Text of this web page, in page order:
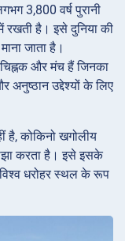
3,800 वर्ष पुरानी
रखती है। इसे दुनिया की
जाता है।
और मंच हैं जिनका
अनुष्ठान उद्देश्यों के लिए
है, कोकिनो खगोलीय
करता है। इसे इसके
धरोहर स्थल के रूप